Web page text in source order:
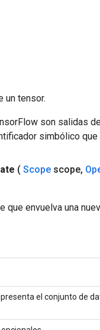
un tensor.
son salidas
simbólico
( Scope scope,
envuelva una
el conjunto de